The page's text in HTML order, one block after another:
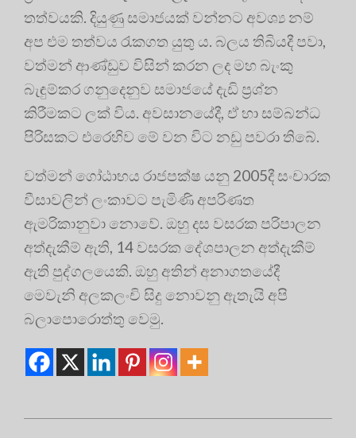
තත්වයකි. දියුණු සමාජයක් වන්නට අවශ්‍ය නම්
අප එම තත්වය රැකගත යුතු ය. බලය තිබියදී පවා,
වත්මන් ආණ්ඩුව විසින් කරන ලද මහ බැංකු
බැඳුම්කර ගනුදෙනුව සමාජයේ දැඩි ප්‍රශ්න
කිරීමකට ලක් විය. අවසානයේදී, ඒ හා සම්බන්ධ
පිරිසකට එරෙහිව මේ වන විට නඩු පවරා තිබේ.
වත්මන් ගෝඨාභය රාජපක්ෂ යනු 2005දී සංචාරක
වීසාවලින් ලංකාවට පැමිණි අපරිණත
ඇමරිකානුවා නොවේ. ඔහු දස වසරක පරිපාලන
අත්දැකීම් ඇති, 14 වසරක දේශපාලන අත්දැකීම්
ඇති පුද්ගලයෙකි. ඔහු අතින් අනාගතයේදී
මෙවැනි අලකලංචි සිදු නොවනු ඇතැයි අපි
බලාපොරොත්තු වෙමු.